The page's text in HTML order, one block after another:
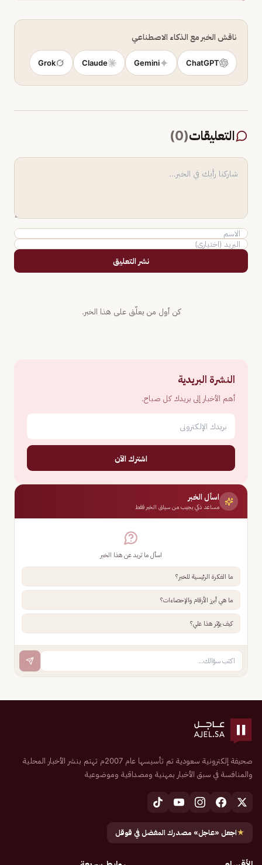
ناقش الخبر مع الذكاء الاصطناعي
ChatGPT
Gemini
Claude
Grok
التعليقات(
0
)
نشر التعليق
كن أول من يعلّق على هذا الخبر.
النشرة البريدية
أهم الأخبار إلى بريدك كل صباح.
اشترك الآن
اسأل الخبر
مساعد ذكي يجيب من سياق الخبر فقط
اسأل ما تريد عن هذا الخبر
ما الفكرة الرئيسية للخبر؟
ما هي أبرز الأرقام والإحصاءات؟
كيف يؤثر هذا علي؟
صحيفة إلكترونية سعودية تم تأسيسها عام 2007م تهتم بنشر الأخبار المحلية
والمنافسة في سبق الأخبار بمهنية ومصداقية وموضوعية
★اجعل «عاجل» مصدرك المفضل في قوقل